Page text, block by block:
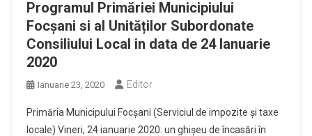
Programul Primăriei Municipiului
Focșani si al Unităților Subordonate
Consiliului Local in data de 24 Ianuarie
2020
Ianuarie 23, 2020 Editor
Primăria Municipului Focșani (Serviciul de impozite și taxe
locale) Vineri, 24 ianuarie 2020: un ghișeu de încasări în